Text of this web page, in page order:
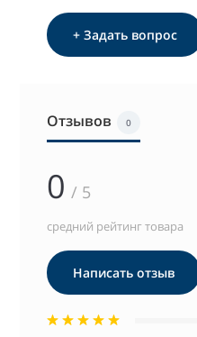
+ Задать вопрос
Отзывов 0
0 / 5
средний рейтинг товара
Написать отзыв